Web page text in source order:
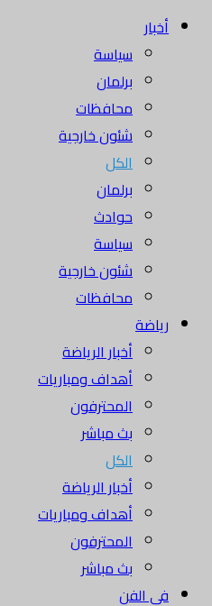
أخبار
سياسة
برلمان
محافظات
شئون خارجية
الكل
برلمان
حوادث
سياسة
شئون خارجية
محافظات
رياضة
أخبار الرياضة
أهداف ومباريات
المحترفون
بث مباشر
الكل
أخبار الرياضة
أهداف ومباريات
المحترفون
بث مباشر
في الفن